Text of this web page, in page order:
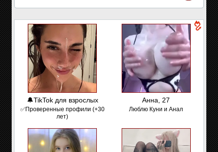
🔔TikTok для взрослых
✅Проверенные профили (+30
лет)
Анна, 27
Люблю Куни и Анал